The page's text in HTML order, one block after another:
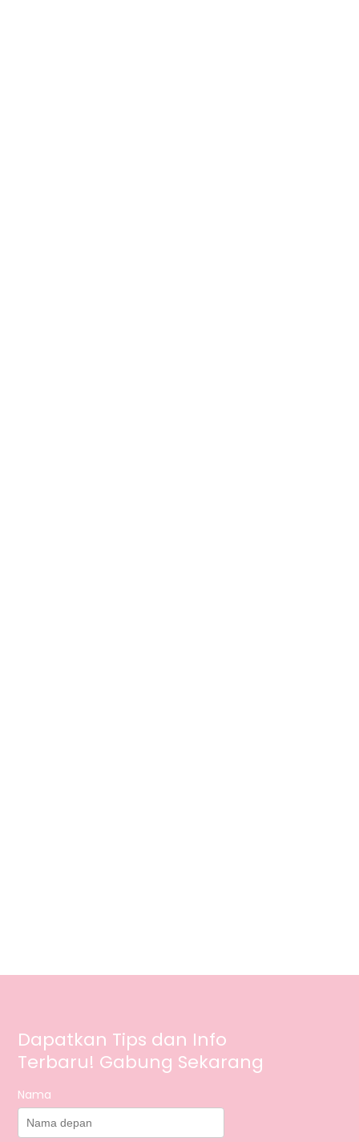
Dapatkan Tips dan Info
Terbaru! Gabung Sekarang
Nama